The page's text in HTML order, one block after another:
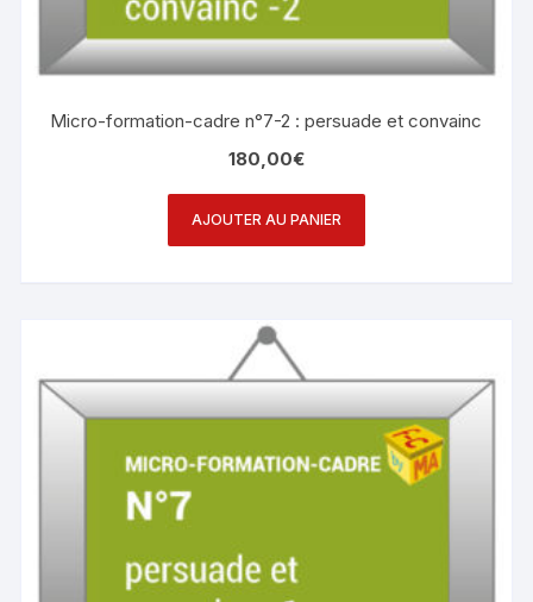
Micro-formation-cadre n°7-2 : persuade et convainc
180,00€
AJOUTER AU PANIER